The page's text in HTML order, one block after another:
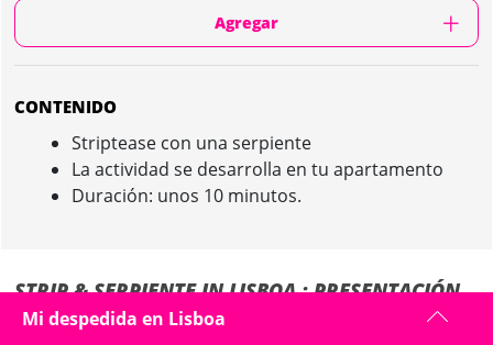
Agregar
CONTENIDO
Striptease con una serpiente
La actividad se desarrolla en tu apartamento
Duración: unos 10 minutos.
STRIP & SERPIENTE IN LISBOA : PRESENTACIÓN
Esta opción está disponible en algunos hoteles (cuando reservan con
Mi despedida en Lisboa